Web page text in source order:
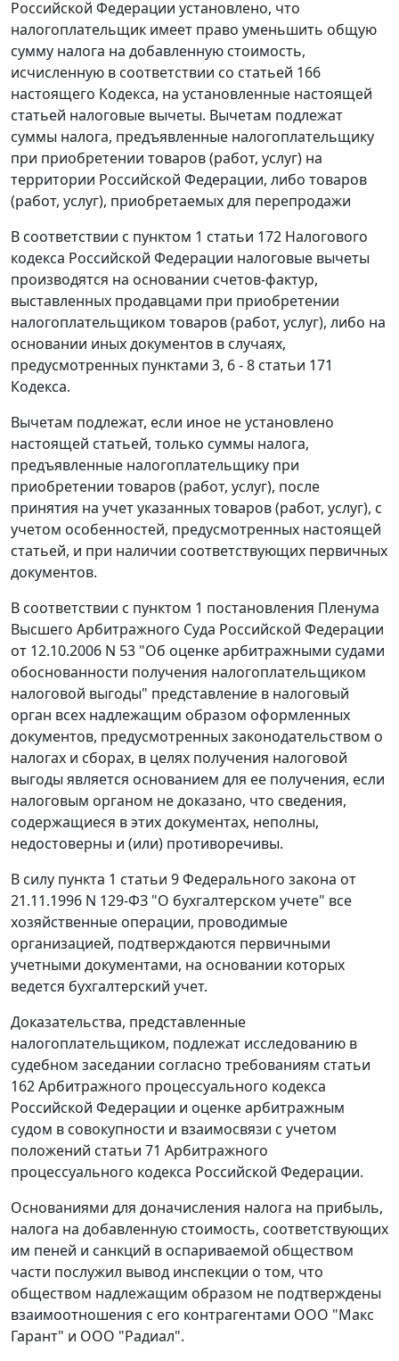
Российской Федерации установлено, что
налогоплательщик имеет право уменьшить общую
сумму налога на добавленную стоимость,
исчисленную в соответствии со статьей 166
настоящего Кодекса, на установленные настоящей
статьей налоговые вычеты. Вычетам подлежат
суммы налога, предъявленные налогоплательщику
при приобретении товаров (работ, услуг) на
территории Российской Федерации, либо товаров
(работ, услуг), приобретаемых для перепродажи
В соответствии с пунктом 1 статьи 172 Налогового
кодекса Российской Федерации налоговые вычеты
производятся на основании счетов-фактур,
выставленных продавцами при приобретении
налогоплательщиком товаров (работ, услуг), либо на
основании иных документов в случаях,
предусмотренных пунктами 3, 6 - 8 статьи 171
Кодекса.
Вычетам подлежат, если иное не установлено
настоящей статьей, только суммы налога,
предъявленные налогоплательщику при
приобретении товаров (работ, услуг), после
принятия на учет указанных товаров (работ, услуг), с
учетом особенностей, предусмотренных настоящей
статьей, и при наличии соответствующих первичных
документов.
В соответствии с пунктом 1 постановления Пленума
Высшего Арбитражного Суда Российской Федерации
от 12.10.2006 N 53 "Об оценке арбитражными судами
обоснованности получения налогоплательщиком
налоговой выгоды" представление в налоговый
орган всех надлежащим образом оформленных
документов, предусмотренных законодательством о
налогах и сборах, в целях получения налоговой
выгоды является основанием для ее получения, если
налоговым органом не доказано, что сведения,
содержащиеся в этих документах, неполны,
недостоверны и (или) противоречивы.
В силу пункта 1 статьи 9Федерального закона от
21.11.1996 N 129-ФЗ "О бухгалтерском учете" все
хозяйственные операции, проводимые
организацией, подтверждаются первичными
учетными документами, на основании которых
ведется бухгалтерский учет.
Доказательства, представленные
налогоплательщиком, подлежат исследованию в
судебном заседании согласно требованиям статьи
162Арбитражного процессуального кодекса
Российской Федерации и оценке арбитражным
судом в совокупности и взаимосвязи с учетом
положений статьи 71 Арбитражного
процессуального кодекса Российской Федерации.
Основаниями для доначисления налога на прибыль,
налога на добавленную стоимость, соответствующих
им пеней и санкций в оспариваемой обществом
части послужил вывод инспекции о том, что
обществом надлежащим образом не подтверждены
взаимоотношения с его контрагентами ООО "Макс
Гарант" и ООО "Радиал".